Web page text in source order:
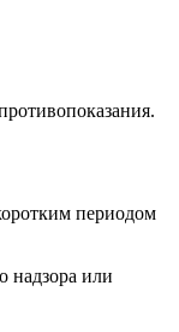
периодом
надзора или